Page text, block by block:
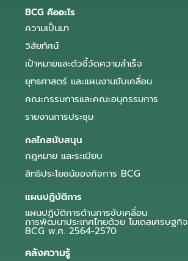
BCG คืออะไร
ความเป็นมา
วิสัยทัศน์
เป้าหมายและตัวชี้วัดความสำเร็จ
ยุทธศาสตร์ และแผนงานขับเคลื่อน
คณะกรรมการและคณะอนุกรรมการ
รายงานการประชุม
กลไกสนับสนุน
กฎหมาย และระเบียบ
สิทธิประโยชน์ของกิจการ BCG
แผนปฏิบัติการ
แผนปฏิบัติการด้านการขับเคลื่อน
การพัฒนาประเทศไทยด้วย โมเดลเศรษฐกิจ
BCG พ.ศ. 2564-2570
คลังความรู้